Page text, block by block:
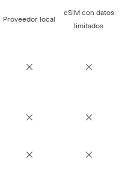
Proveedor local
eSIM con datos
limitados